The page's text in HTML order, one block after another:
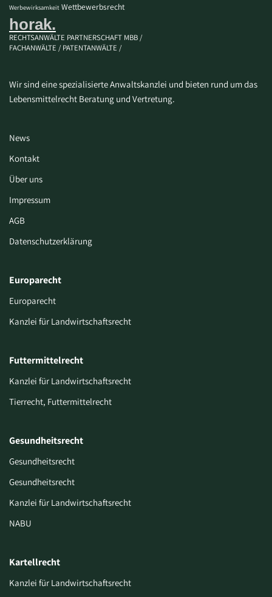
Werbewirksamkeit Wettbewerbsrecht
horak.
RECHTSANWÄLTE PARTNERSCHAFT MBB /
FACHANWÄLTE / PATENTANWÄLTE /
Wir sind eine spezialisierte Anwaltskanzlei und bieten rund um das
Lebensmittelrecht Beratung und Vertretung.
News
Kontakt
Über uns
Impressum
AGB
Datenschutzerklärung
Europarecht
Europarecht
Kanzlei für Landwirtschaftsrecht
Futtermittelrecht
Kanzlei für Landwirtschaftsrecht
Tierrecht, Futtermittelrecht
Gesundheitsrecht
Gesundheitsrecht
Gesundheitsrecht
Kanzlei für Landwirtschaftsrecht
NABU
Kartellrecht
Kanzlei für Landwirtschaftsrecht